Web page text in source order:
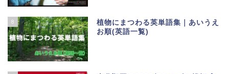
8
植物にまつわる英単語集｜あいうえ
お順(英語一覧)